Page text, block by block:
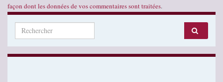
façon dont les données de vos commentaires sont traitées.
Search for: